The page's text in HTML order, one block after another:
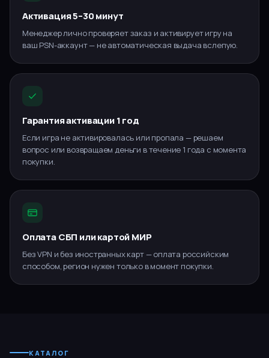
Активация 5–30 минут
Менеджер лично проверяет заказ и активирует игру на
ваш PSN-аккаунт — не автоматическая выдача вслепую.
Гарантия активации 1 год
Если игра не активировалась или пропала — решаем
вопрос или возвращаем деньги в течение 1 года с момента
покупки.
Оплата СБП или картой МИР
Без VPN и без иностранных карт — оплата российским
способом, регион нужен только в момент покупки.
КАТАЛОГ